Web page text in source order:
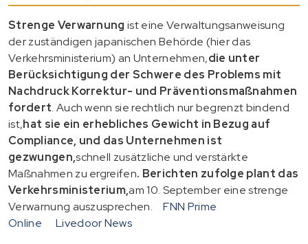
Strenge Verwarnung ist eine Verwaltungsanweisung
der zuständigen japanischen Behörde (hier das
Verkehrsministerium) an Unternehmen,die unter
Berücksichtigung der Schwere des Problems mit
Nachdruck Korrektur- und Präventionsmaßnahmen
fordert. Auch wenn sie rechtlich nur begrenzt bindend
ist,hat sie ein erhebliches Gewicht in Bezug auf
Compliance, und das Unternehmen ist
gezwungen,schnell zusätzliche und verstärkte
Maßnahmen zu ergreifen. Berichten zufolge plant das
Verkehrsministerium,am 10. September eine strenge
Verwarnung auszusprechen.
FNN Prime
Online
Livedoor News